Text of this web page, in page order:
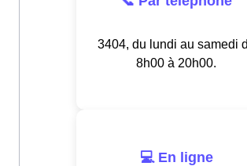
3404, du lundi au samedi
8h00 à 20h00.
💻 En ligne